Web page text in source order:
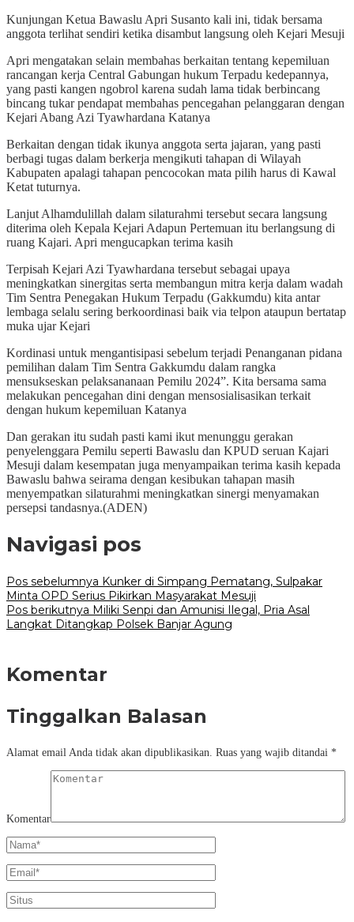
Kunjungan Ketua Bawaslu Apri Susanto kali ini, tidak bersama
anggota terlihat sendiri ketika disambut langsung oleh Kejari Mesuji
Apri mengatakan selain membahas berkaitan tentang kepemiluan
rancangan kerja Central Gabungan hukum Terpadu kedepannya,
yang pasti kangen ngobrol karena sudah lama tidak berbincang
bincang tukar pendapat membahas pencegahan pelanggaran dengan
Kejari Abang Azi Tyawhardana Katanya
Berkaitan dengan tidak ikunya anggota serta jajaran, yang pasti
berbagi tugas dalam berkerja mengikuti tahapan di Wilayah
Kabupaten apalagi tahapan pencocokan mata pilih harus di Kawal
Ketat tuturnya.
Lanjut Alhamdulillah dalam silaturahmi tersebut secara langsung
diterima oleh Kepala Kejari Adapun Pertemuan itu berlangsung di
ruang Kajari. Apri mengucapkan terima kasih
Terpisah Kejari Azi Tyawhardana tersebut sebagai upaya
meningkatkan sinergitas serta membangun mitra kerja dalam wadah
Tim Sentra Penegakan Hukum Terpadu (Gakkumdu) kita antar
lembaga selalu sering berkoordinasi baik via telpon ataupun bertatap
muka ujar Kejari
Kordinasi untuk mengantisipasi sebelum terjadi Penanganan pidana
pemilihan dalam Tim Sentra Gakkumdu dalam rangka
mensukseskan pelaksananaan Pemilu 2024”. Kita bersama sama
melakukan pencegahan dini dengan mensosialisasikan terkait
dengan hukum kepemiluan Katanya
Dan gerakan itu sudah pasti kami ikut menunggu gerakan
penyelenggara Pemilu seperti Bawaslu dan KPUD seruan Kajari
Mesuji dalam kesempatan juga menyampaikan terima kasih kepada
Bawaslu bahwa seirama dengan kesibukan tahapan masih
menyempatkan silaturahmi meningkatkan sinergi menyamakan
persepsi tandasnya.(ADEN)
Navigasi pos
Pos sebelumnya Kunker di Simpang Pematang, Sulpakar
Minta OPD Serius Pikirkan Masyarakat Mesuji
Pos berikutnya Miliki Senpi dan Amunisi Ilegal, Pria Asal
Langkat Ditangkap Polsek Banjar Agung
Komentar
Tinggalkan Balasan
Alamat email Anda tidak akan dipublikasikan. Ruas yang wajib ditandai *
Komentar